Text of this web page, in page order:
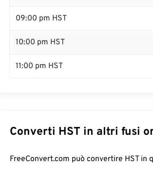
09:00 pm HST
10:00 pm HST
11:00 pm HST
Converti HST in altri fusi
FreeConvert.com può convertire HST in